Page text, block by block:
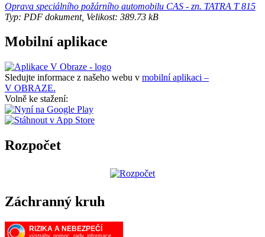
Oprava speciálního požárního automobilu CAS - zn. TATRA T 815
Typ: PDF dokument, Velikost: 389.73 kB
Mobilní aplikace
Sledujte informace z našeho webu v mobilní aplikaci –
V OBRAZE.
Volně ke stažení:
Rozpočet
Záchranný kruh